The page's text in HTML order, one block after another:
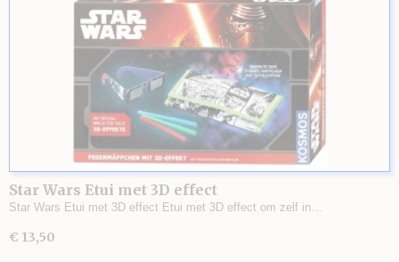
Star Wars Etui met 3D effect
Star Wars Etui met 3D effect Etui met 3D effect om zelf in…
€ 13,50